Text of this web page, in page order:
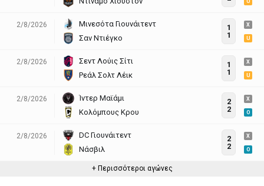
U
2/8/2026
Μινεσότα Γιουνάιτεντ
Σαν Ντιέγκο
1
1
X
U
2/8/2026
Σεντ Λούις Σίτι
Ρεάλ Σολτ Λέικ
1
1
X
U
2/8/2026
Ίντερ Μαϊάμι
Κολόμπους Κρου
2
2
X
O
2/8/2026
DC Γιουνάιτεντ
Νάσβιλ
2
2
X
O
+ Περισσότεροι αγώνες